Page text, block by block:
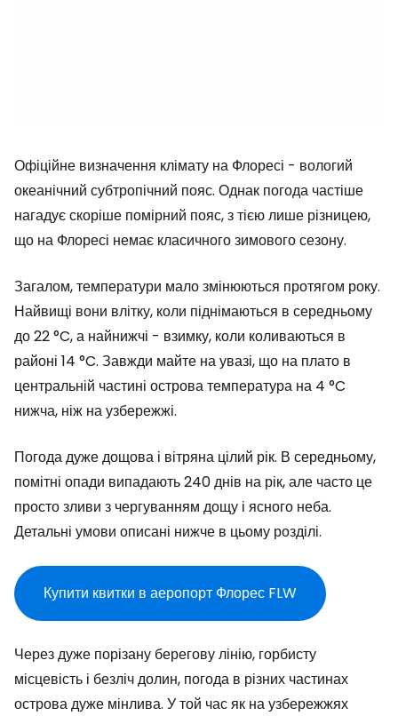
Офіційне визначення клімату на Флоресі - вологий
океанічний субтропічний пояс. Однак погода частіше
нагадує скоріше помірний пояс, з тією лише різницею,
що на Флоресі немає класичного зимового сезону.
Загалом, температури мало змінюються протягом року.
Найвищі вони влітку, коли піднімаються в середньому
до 22 °C, а найнижчі - взимку, коли коливаються в
районі 14 °C. Завжди майте на увазі, що на плато в
центральній частині острова температура на 4 °C
нижча, ніж на узбережжі.
Погода дуже дощова і вітряна цілий рік. В середньому,
помітні опади випадають 240 днів на рік, але часто це
просто зливи з чергуванням дощу і ясного неба.
Детальні умови описані нижче в цьому розділі.
Купити квитки в аеропорт Флорес FLW
Через дуже порізану берегову лінію, горбисту
місцевість і безліч долин, погода в різних частинах
острова дуже мінлива. У той час як на узбережжях